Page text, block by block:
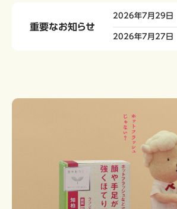
重要なお知らせ
2026年7月29日
2026年7月27日